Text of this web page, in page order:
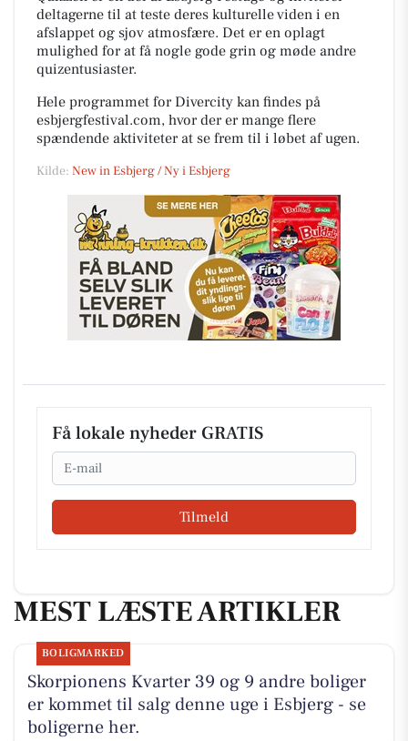
deltagerne til at teste deres kulturelle viden i en
afslappet og sjov atmosfære. Det er en oplagt
mulighed for at få nogle gode grin og møde andre
quizentusiaster.
Hele programmet for Divercity kan findes på
esbjergfestival.com, hvor der er mange flere
spændende aktiviteter at se frem til i løbet af ugen.
Kilde: New in Esbjerg / Ny i Esbjerg
Få lokale nyheder GRATIS
Email
Tilmeld
MEST LÆSTE ARTIKLER
BOLIGMARKED
Skorpionens Kvarter 39 og 9 andre boliger
er kommet til salg denne uge i Esbjerg - se
boligerne her.